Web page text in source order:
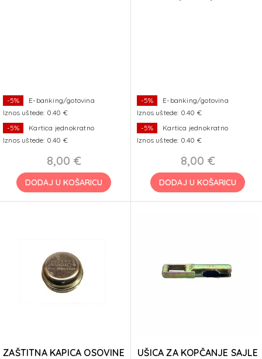
-5%
E-banking/gotovina
Iznos uštede: 0.40 €
-5%
Kartica jednokratno
Iznos uštede: 0.40 €
8,00 €
DODAJ U KOŠARICU
-5%
E-banking/gotovina
Iznos uštede: 0.40 €
-5%
Kartica jednokratno
Iznos uštede: 0.40 €
8,00 €
DODAJ U KOŠARICU
ZAŠTITNA KAPICA OSOVINE
UŠICA ZA KOPČANJE SAJLE